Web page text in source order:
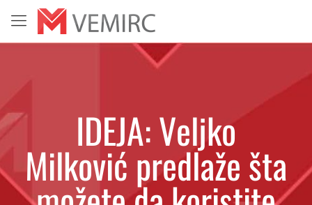
IDEJA: Veljko
Milković predlaže šta